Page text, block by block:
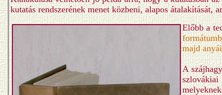
kutatás rendszerének menet közbeni, alapos
Előbb a
majd
A